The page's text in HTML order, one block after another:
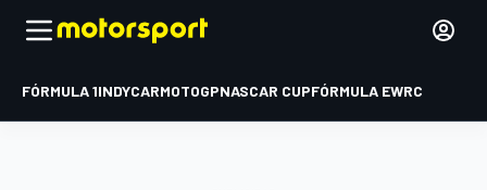
FÓRMULA 1INDYCARMOTOGPNASCAR CUPFÓRMULA EWRC